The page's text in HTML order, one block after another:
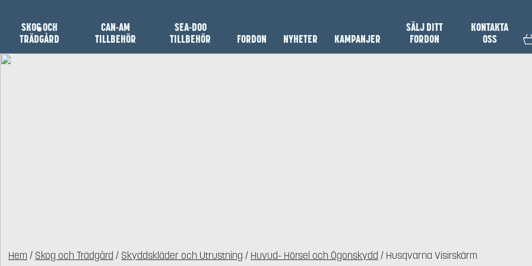
SKOG OCH
TRÄDGÅRD
CAN-AM
TILLBEHÖR
SEA-DOO
TILLBEHÖR
FORDON NYHETER KAMPANJER
SÄLJ DITT
FORDON
KONTAKTA
OSS
Hem / Skog och Trädgård / Skyddskläder och Utrustning / Huvud- Hörsel och Ögonskydd / Husqvarna Visirskärm